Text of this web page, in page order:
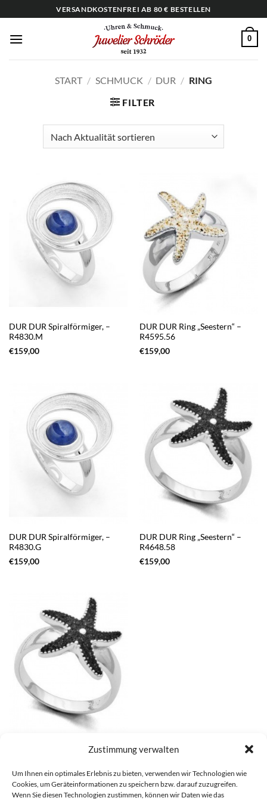
Zustimmung verwalten
Um Ihnen ein optimales Erlebnis zu bieten, verwenden wir Technologien wie
Cookies, um Geräteinformationen zu speichern bzw. darauf zuzugreifen.
Wenn Sie diesen Technologien zustimmen, können wir Daten wie das
Inhalt
springen
VERSANDKOSTENFREI AB 80 € BESTELLEN
0
START / SCHMUCK / DUR / RING
FILTER
DUR DUR Spiralförmiger, –
R4830.M
€159,00
DUR DUR Ring „Seestern“ –
R4595.56
€159,00
DUR DUR Spiralförmiger, –
R4830.G
€159,00
DUR DUR Ring „Seestern“ –
R4648.58
€159,00
DUR DUR Ring „Seestern“ –
€159,00